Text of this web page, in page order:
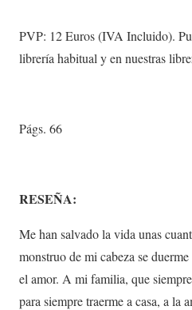
PVP: 12 Euros (IVA Incluido).
librería habitual y en nuestras
Págs. 66
RESEÑA:
Me han salvado la vida unas
monstruo de mi cabeza se
el amor. A mi familia, que
para siempre traerme a casa, a la